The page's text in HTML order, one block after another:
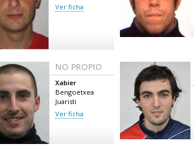
Ver ficha
NO PROPIO
Xabier
Bengoetxea
Juaristi
Ver ficha